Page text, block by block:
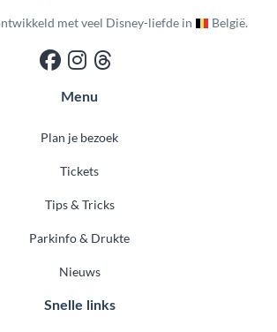
met veel Disney-liefde in België.
Menu
Plan je bezoek
Tickets
Tips & Tricks
Parkinfo & Drukte
Nieuws
Snelle links